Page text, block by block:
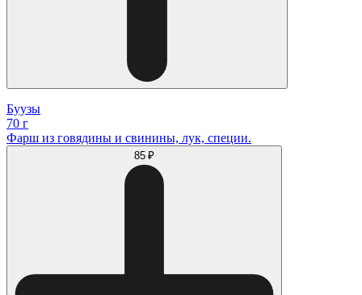
Буузы
70 г
Фарш из говядины и свинины, лук, специи.
85 ₽